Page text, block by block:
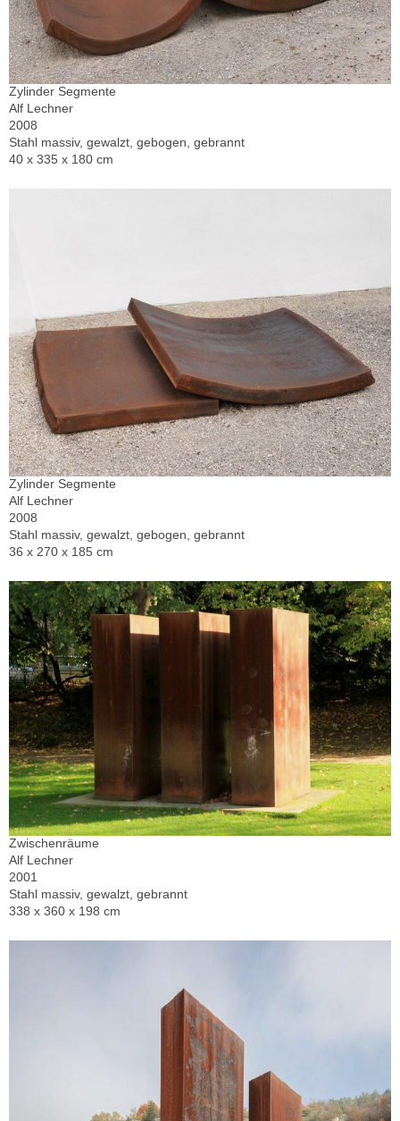
Zylinder Segmente
Alf Lechner
2008
Stahl massiv, gewalzt, gebogen, gebrannt
40 x 335 x 180 cm
Zylinder Segmente
Alf Lechner
2008
Stahl massiv, gewalzt, gebogen, gebrannt
36 x 270 x 185 cm
Zwischenräume
Alf Lechner
2001
Stahl massiv, gewalzt, gebrannt
338 x 360 x 198 cm